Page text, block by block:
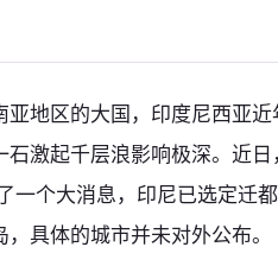
地区的大国，印度尼西亚
激起千层浪影响极深。近
一个大消息，印尼已选定迁
具体的城市并未对外公布。